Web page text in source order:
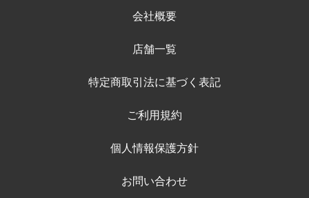
会社概要
店舗一覧
特定商取引法に基づく表記
ご利用規約
個人情報保護方針
お問い合わせ